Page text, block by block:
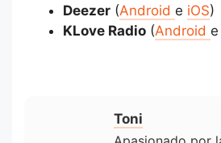
Deezer(Android e iOS)
KLove Radio(Android e
Toni